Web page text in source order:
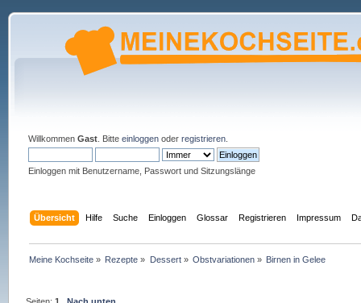
Willkommen Gast. Bitte einloggenoder registrieren.
Einloggen mit Benutzername, Passwort und Sitzungslänge
Übersicht Hilfe Suche Einloggen Glossar Registrieren Impressum
Meine Kochseite » Rezepte » Dessert» Obstvariationen » Birnen in Gelee
Seiten:1 Nach unten